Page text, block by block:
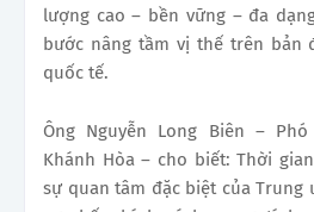
lượng cao – bền vững – đa
bước nâng tầm vị thế trên bản
quốc tế.
Ông Nguyễn Long Biên –
Khánh Hòa – cho biết: Thời
sự quan tâm đặc biệt của Trung